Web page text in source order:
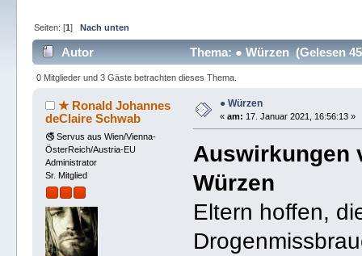
Seiten: [1] Nach unten
Autor Thema: ● Würzen (Gelesen
0 Mitglieder und 3 Gäste betrachten dieses Thema.
★ Ronald Johannes
deClaire Schwab
🚭 Servus aus Wien/Vienna-
ÖsterReich/Austria-EU
Administrator
Sr. Mitglied
● Würzen
« am: 17. Januar 2021, 16:56:13 »
Auswirkungen
Würzen
Eltern hoffen,